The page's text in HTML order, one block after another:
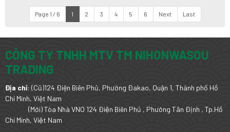
Page 1 / 6 1 2 3 4 5 6 Next Last
CÔNG TY TNHH MTV TM NIHONWASOU
TRADING
Địa chỉ: (Cũ)124 Điện Biên Phủ, Phường Đakao, Quận 1, Thành phố Hồ
Chí Minh, Việt Nam
(Mới) Tòa Nhà VNO 124 Điện Biên Phủ , Phường Tân Định , Tp.Hồ
Chí Minh, Việt Nam